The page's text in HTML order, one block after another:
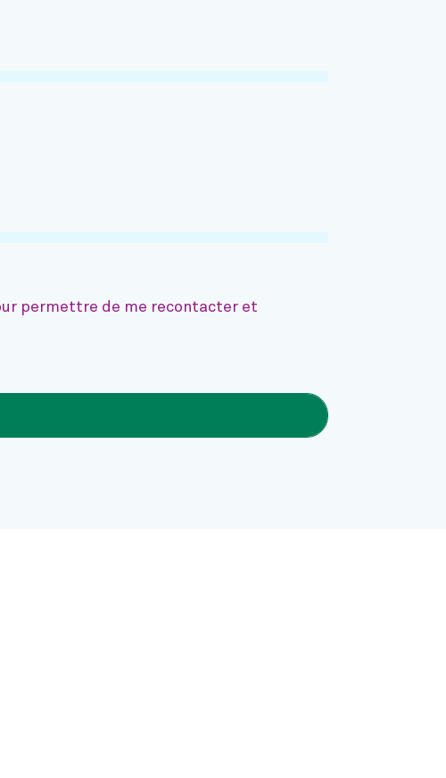
permettre de me recontacter et